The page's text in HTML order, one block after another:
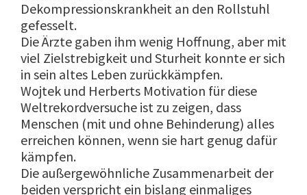
Dekompressionskrankheit an den Rollstuhl
gefesselt.
Die Ärzte gaben ihm wenig Hoffnung, aber mit
viel Zielstrebigkeit und Sturheit konnte er sich
in sein altes Leben zurückkämpfen.
Wojtek und Herberts Motivation für diese
Weltrekordversuche ist zu zeigen, dass
Menschen (mit und ohne Behinderung) alles
erreichen können, wenn sie hart genug dafür
kämpfen.
Die außergewöhnliche Zusammenarbeit der
beiden verspricht ein bislang einmaliges